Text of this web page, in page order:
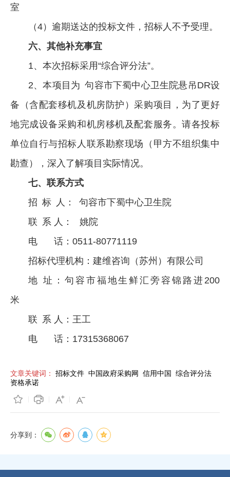
室
（4）逾期送达的投标文件，招标人不予受理。
六、其他补充事宜
1、本次招标采用“综合评分法”。
2、本项目为 句容市下蜀中心卫生院悬吊DR设
备（含配套移机及机房防护）采购项目，为了更好
地完成设备采购和机房移机及配套服务。请各投标
单位自行与招标人联系勘察现场（甲方不组织集中
勘查），深入了解项目实际情况。
七、联系方式
招 标 人： 句容市下蜀中心卫生院
联 系 人： 姚院
电 话：0511-80771119
招标代理机构：建维咨询（苏州）有限公司
地 址：句容市福地生鲜汇旁容锦路进200
米
联 系 人：王工
电 话：17315368067
文章关键词： 招标文件 中国政府采购网 信用中国
综合评分法
资格承诺
分享到：